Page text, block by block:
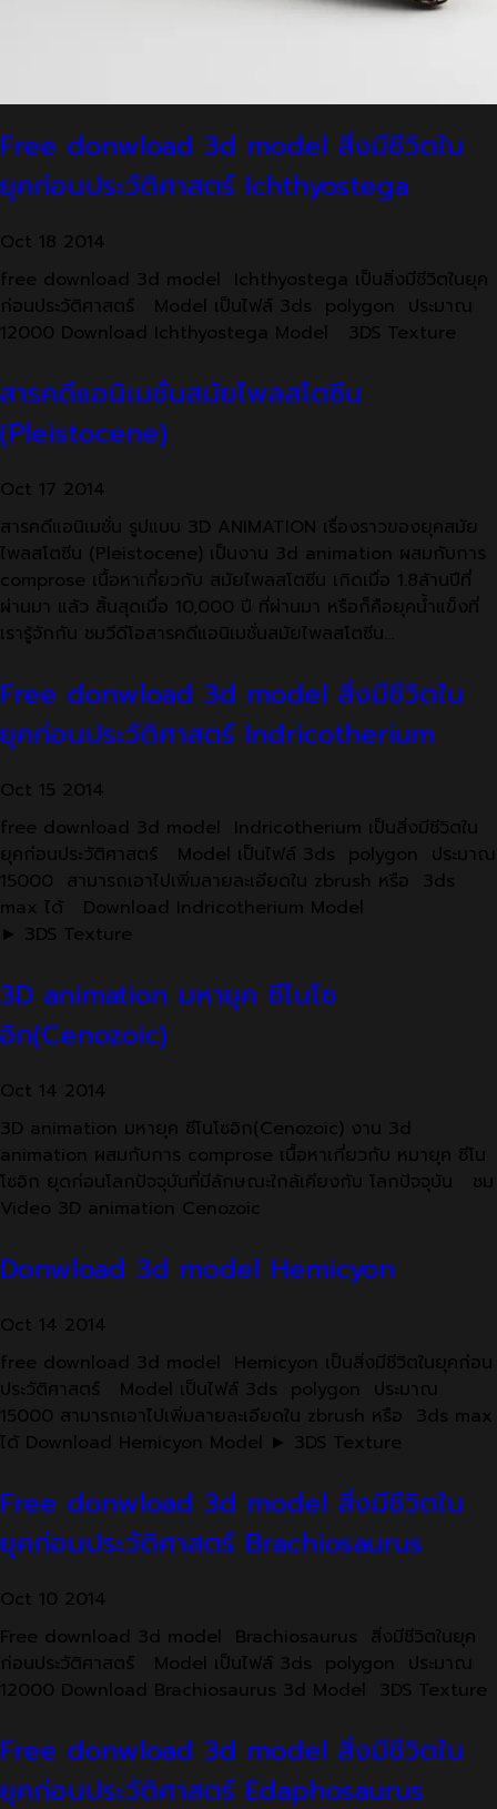
Free donwload 3d model สิ่งมีชีวิตใน
ยุคก่อนประวัติศาสตร์ Ichthyostega
Oct 18 2014
free download 3d model Ichthyostega เป็นสิ่งมีชีวิตในยุค
ก่อนประวัติศาสตร์ Model เป็นไฟล์ 3ds polygon ประมาณ
12000 Download Ichthyostega Model 3DS Texture
สารคดีแอนิเมชั่นสมัยไพลสโตซีน
(Pleistocene)
Oct 17 2014
สารคดีแอนิเมชั่น รูปแบบ 3D ANIMATION เรื่องราวของยุคสมัย
ไพลสโตซีน (Pleistocene) เป็นงาน 3d animation ผสมกับการ
comprose เนื้อหาเกี่ยวกับ สมัยไพลสโตซีน เกิดเมื่อ 1.8ล้านปีที่
ผ่านมา แล้ว สิ้นสุดเมื่อ 10,000 ปี ที่ผ่านมา หรือก็คือยุคน้ำแข็งที่
เรารู้จักกัน ชมวีดีโอสารคดีแอนิเมชั่นสมัยไพลสโตซีน…
Free donwload 3d model สิ่งมีชีวิตใน
ยุคก่อนประวัติศาสตร์ Indricotherium
Oct 15 2014
free download 3d model Indricotherium เป็นสิ่งมีชีวิตใน
ยุคก่อนประวัติศาสตร์ Model เป็นไฟล์ 3ds polygon ประมาณ
15000 สามารถเอาไปเพิ่มลายละเอียดใน zbrush หรือ 3ds
max ได้ Download Indricotherium Model
► 3DS Texture
3D animation มหายุค ซีโนโซ
อิก(Cenozoic)
Oct 14 2014
3D animation มหายุค ซีโนโซอิก(Cenozoic) งาน 3d
animation ผสมกับการ comprose เนื้อหาเกี่ยวกับ หมายุค ซีโน
โซอิก ยุดก่อนโลกปัจจุบันที่มีลักษณะใกล้เคียงกับ โลกปัจจุบัน ชม
Video 3D animation Cenozoic
Donwload 3d model Hemicyon
Oct 14 2014
free download 3d model Hemicyon เป็นสิ่งมีชีวิตในยุคก่อน
ประวัติศาสตร์ Model เป็นไฟล์ 3ds polygon ประมาณ
15000 สามารถเอาไปเพิ่มลายละเอียดใน zbrush หรือ 3ds max
ได้ Download Hemicyon Model ► 3DS Texture
Free donwload 3d model สิ่งมีชีวิตใน
ยุคก่อนประวัติศาสตร์ Brachiosaurus
Oct 10 2014
Free download 3d model Brachiosaurus สิ่งมีชีวิตในยุค
ก่อนประวัติศาสตร์ Model เป็นไฟล์ 3ds polygon ประมาณ
12000 Download Brachiosaurus 3d Model 3DS Texture
Free donwload 3d model สิ่งมีชีวิตใน
ยุคก่อนประวัติศาสตร์ Edaphosaurus